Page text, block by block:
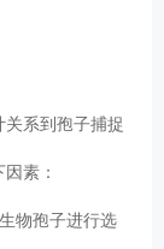
系到孢子捕捉
因素：
物孢子进行选